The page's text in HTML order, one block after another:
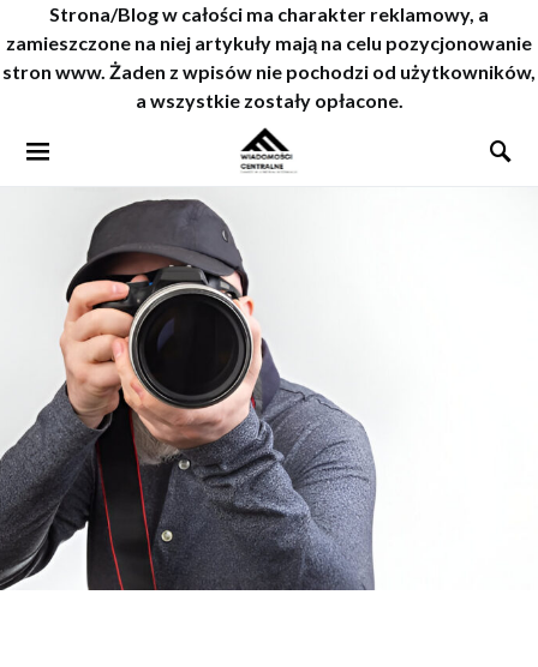
Strona/Blog w całości ma charakter reklamowy, a
zamieszczone na niej artykuły mają na celu pozycjonowanie
stron www. Żaden z wpisów nie pochodzi od użytkowników,
a wszystkie zostały opłacone.